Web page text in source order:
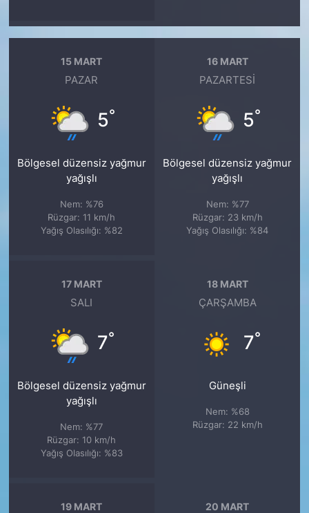
15 MART
PAZAR
5°
Bölgesel düzensiz yağmur
yağışlı
Nem: %76
Rüzgar: 11 km/h
Yağış Olasılığı: %82
16 MART
PAZARTESI
5°
Bölgesel düzensiz yağmur
yağışlı
Nem: %77
Rüzgar: 23 km/h
Yağış Olasılığı: %84
17 MART
SALI
7°
Bölgesel düzensiz yağmur
yağışlı
Nem: %77
Rüzgar: 10 km/h
Yağış Olasılığı: %83
18 MART
ÇARŞAMBA
7°
Güneşli
Nem: %68
Rüzgar: 22 km/h
19 MART 20 MART